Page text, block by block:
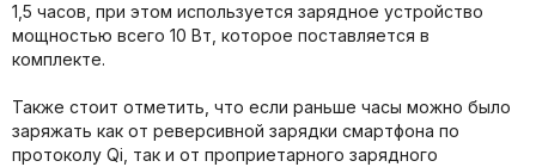
1,5 часов, при этом используется зарядное устройство
мощностью всего 10 Вт, которое поставляется в
комплекте.
Также стоит отметить, что если раньше часы можно было
заряжать как от реверсивной зарядки смартфона по
протоколу Qi, так и от проприетарного зарядного